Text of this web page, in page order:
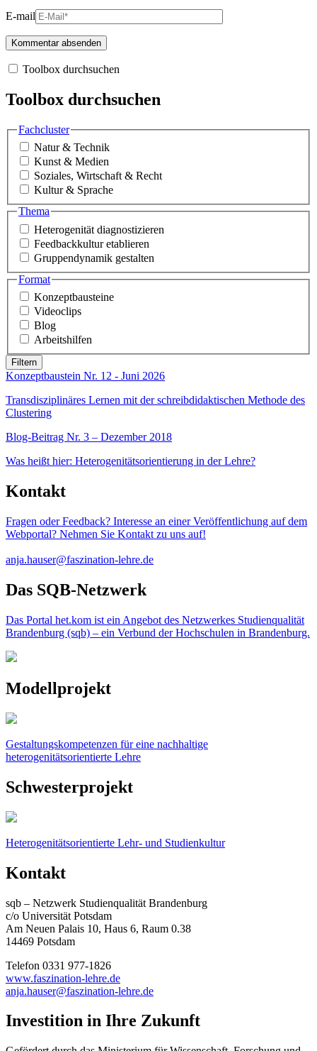
E-mail
Toolbox durchsuchen
Toolbox durchsuchen
Fachcluster
Natur & Technik
Kunst & Medien
Soziales, Wirtschaft & Recht
Kultur & Sprache
Thema
Heterogenität diagnostizieren
Feedbackkultur etablieren
Gruppendynamik gestalten
Format
Konzeptbausteine
Videoclips
Blog
Arbeitshilfen
Konzeptbaustein Nr. 12 - Juni 2026
Transdisziplinäres Lernen mit der schreibdidaktischen Methode des
Clustering
Blog-Beitrag Nr. 3 – Dezember 2018
Was heißt hier: Heterogenitätsorientierung in der Lehre?
Kontakt
Fragen oder Feedback? Interesse an einer Veröffentlichung auf dem
Webportal? Nehmen Sie Kontakt zu uns auf!
anja.hauser@faszination-lehre.de
Das SQB-Netzwerk
Das Portal het.kom ist ein Angebot des Netzwerkes Studienqualität
Brandenburg (sqb) – ein Verbund der Hochschulen in Brandenburg.
Modellprojekt
Gestaltungskompetenzen für eine nachhaltige
heterogenitätsorientierte Lehre
Schwesterprojekt
Heterogenitätsorientierte Lehr- und Studienkultur
Kontakt
sqb – Netzwerk Studienqualität Brandenburg
c/o Universität Potsdam
Am Neuen Palais 10, Haus 6, Raum 0.38
14469 Potsdam
Telefon 0331 977-1826
www.faszination-lehre.de
anja.hauser@faszination-lehre.de
Investition in Ihre Zukunft